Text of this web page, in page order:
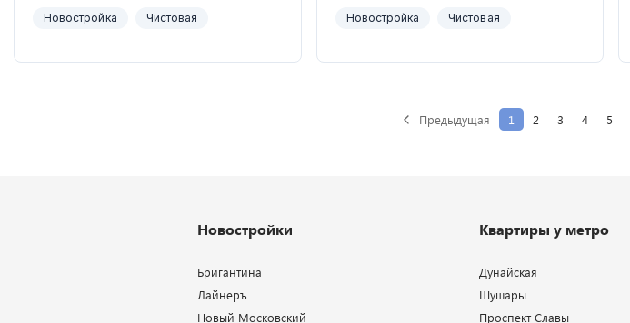
Новостройка Чистовая Новостройка Чистовая
Предыдущая 1 2 3 4 5
Новостройки
Бригантина
Лайнеръ
Новый Московский
Квартиры у метро
Дунайская
Шушары
Проспект Славы